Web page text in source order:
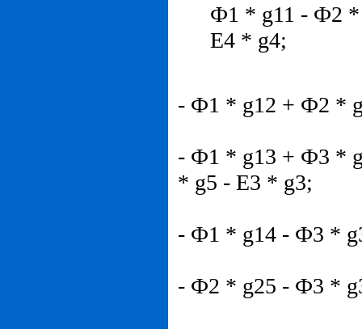
Ф1 * g11 - Ф2 *
E4 * g4;
- Ф1 * g12 + Ф2 *
- Ф1 * g13 + Ф3 *
* g5 - E3 * g3;
- Ф1 * g14 - Ф3 *
- Ф2 * g25 - Ф3 *